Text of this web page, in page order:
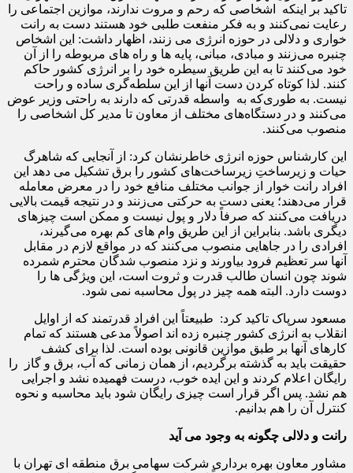
تاکید بر اینکه اشخاصی که رحم و مروت ندارند، موازین اجتماعی را
رعایت نمی‌کنند و به فکر منفعت طلبی خود هستند دست به رانت
خواری و دلالی در حوزه انرژی می زنند، اظهار داشت: این اشخاص
چنبره می‌زنند و مبادی، مبانی، پایه ها و راه های مربوطه را از آن
خود می‌کنند تا به این طریق سیطره خود را بر انرژی کشور حاکم
کنند. لذا کوتاه کردن دست آنها از این سلطه‌گری ساده و راحت
نیست. به طوری‌که به واسطه قدرتی که دارند به راحتی وزیر عوض
می‌کنند و در دستگاه‌های مختلف از معاون تا مدیر کل اشخاصی را
منصوب می‌کنند.
این کارشناس حوزه انرژی خاطرنشان کرد: از آنجایی که شاهرگ
حیات و زیرساختِ زیرساخت‌های کشور را برق تشکیل می دهد این
افراد رانت خوار از جوانب مختلف منافع خود را در معرض معامله
قرار می‌دهند؛ یعنی دست به حرکتی می‌زنند و در نتیجه قیمت بالایی
دریافت می‌کنند که صرفاً دلار و پول نیست و ممکن است چیزهای
دیگری باشد. بنابراین از این طریق وام‌ های کم بهره می‌گیرند،
افرادی را در جاهایی منصوب می‌کنند که در مواقع لازم در مقابل
آنها سر تعظیم فرود بیاورند و نزد منصوب شدگان محترم شمرده
شوند چون انسان طالب قدرت و ثروت است، این ویژگی ها را
دوست دارد. البته همه چیز در پول محاسبه نمی شود.
مسعود سرپاک تاکید کرد: طبیعتاً این افراد قدرتمند که از اوایل
انقلاب به انرژی کشور چنبره زده اند اصولاً مدعی هستند که تمام
کارهای آنها بر طبق موازین قانونی بوده است. لذا برای کشف
حقیقت باید به گذشته برگردیم، از همان زمانی که آب، برق و گاز را
رایگان اعلام کردند و این ایده‌ خوب، درست فهمیده نشد و اجرایی
هم نشد. پس اگر قرار است چیزی رایگان شود باید محاسبه و نحوه
کنترل آن را هم بدانیم.
رانت و دلالی چگونه به وجود می آید
مشاور معاون بهره برداری شرکت سهامی برق منطقه ای تهران با